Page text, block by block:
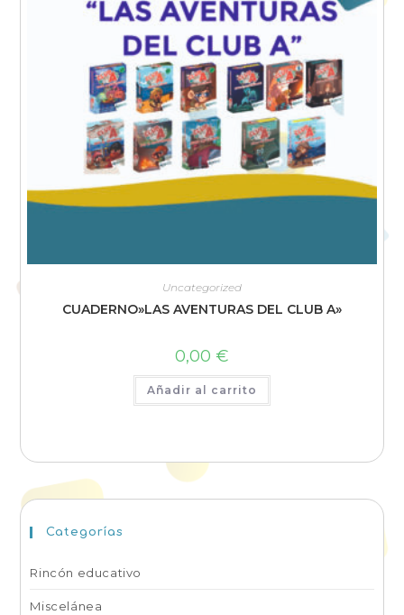
Uncategorized
CUADERNO»LAS AVENTURAS DEL CLUB A»
0,00 €
Añadir al carrito
Categorías
Rincón educativo
Miscelánea